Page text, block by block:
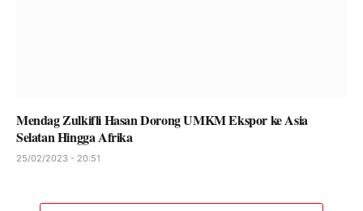
Mendag Zulkifli Hasan Dorong UMKM Ekspor ke Asia
Selatan Hingga Afrika
25/02/2023 - 20:51